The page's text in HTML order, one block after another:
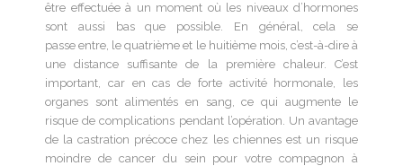
être effectuée à un moment où les niveaux d’hormones
sont aussi bas que possible. En général, cela se
passe entre, le quatrième et le huitième mois, c’est-à-dire à
une distance suffisante de la première chaleur. C’est
important, car en cas de forte activité hormonale, les
organes sont alimentés en sang, ce qui augmente le
risque de complications pendant l’opération. Un avantage
de la castration précoce chez les chiennes est un risque
moindre de cancer du sein pour votre compagnon à